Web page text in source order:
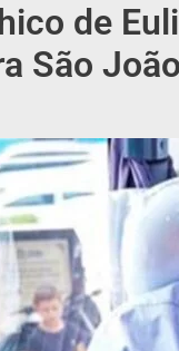
de
São